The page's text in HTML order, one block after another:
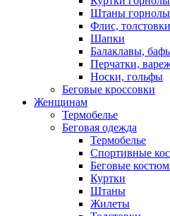
Штаны
Флис, толстовки
Шапки
Балаклавы,
Перчатки,
Носки, гольфы
Беговые кроссовки
Женщинам
Термобелье
Беговая одежда
Термобелье
Спортивные
Беговые
Куртки
Штаны
Жилеты